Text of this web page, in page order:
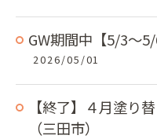
GW期間中【5/3～
2026/05/01
【終了】４月塗り
（三田市）